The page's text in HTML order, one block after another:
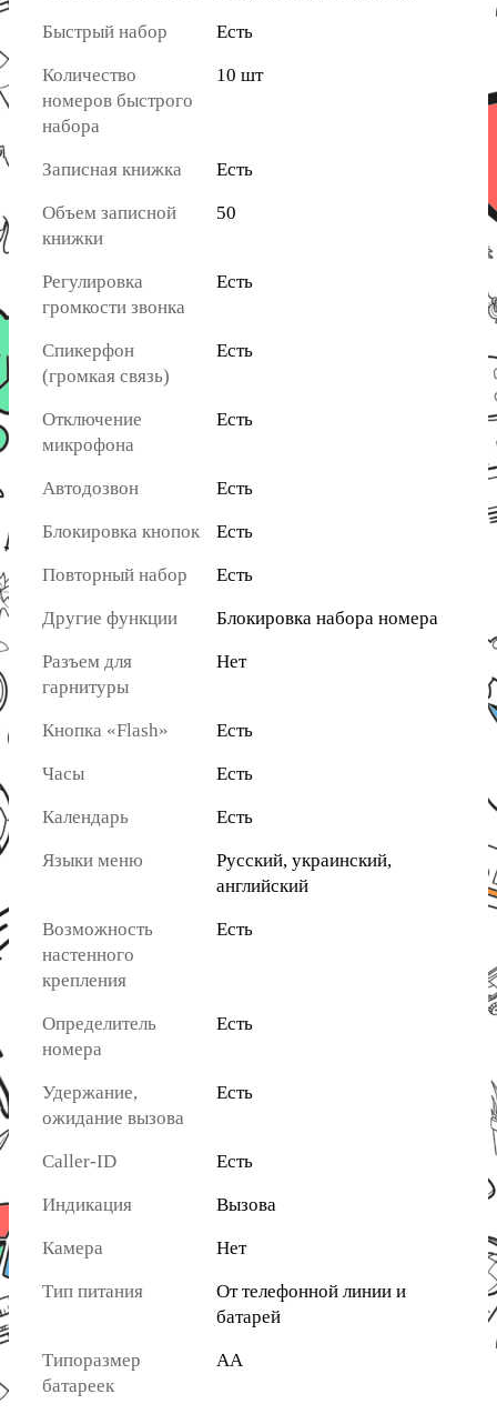
Быстрый набор Есть
Количество
номеров быстрого
набора
10 шт
Записная книжка Есть
Объем записной
книжки
50
Регулировка
громкости звонка
Есть
Спикерфон
(громкая связь)
Есть
Отключение
микрофона
Есть
Автодозвон Есть
Блокировка кнопок Есть
Повторный набор Есть
Другие функции Блокировка набора номера
Разъем для
гарнитуры
Нет
Кнопка «Flash» Есть
Часы Есть
Календарь Есть
Языки меню
Русский, украинский,
английский
Возможность
настенного
крепления
Есть
Определитель
номера
Есть
Удержание,
ожидание вызова
Есть
Caller-ID Есть
Индикация Вызова
Камера Нет
Тип питания
От телефонной линии и
батарей
Типоразмер
батареек
AA